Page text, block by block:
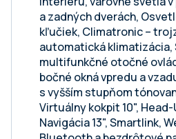
a zadných dverách,
kľučiek, Climatronic –
automatická klimatizácia,
multifunkčné otočné
bočné okná vpredu a
s vyšším stupňom
Virtuálny kokpit 10",
Navigácia 13", Smartlink,